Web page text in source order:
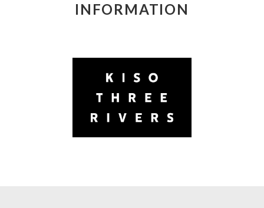
INFORMATION